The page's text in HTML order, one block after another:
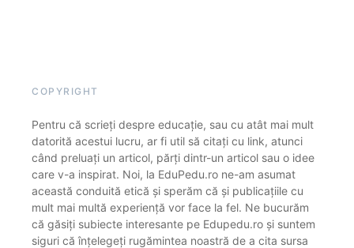
COPYRIGHT
Pentru că scrieți despre educație, sau cu atât mai mult
datorită acestui lucru, ar fi util să citați cu link, atunci
când preluați un articol, părți dintr-un articol sau o idee
care v-a inspirat. Noi, la EduPedu.ro ne-am asumat
această conduită etică și sperăm că și publicațiile cu
mult mai multă experiență vor face la fel. Ne bucurăm
că găsiți subiecte interesante pe Edupedu.ro și suntem
siguri că înțelegeți rugămintea noastră de a cita sursa